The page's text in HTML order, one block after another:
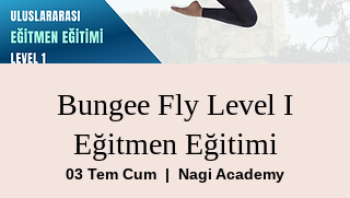
Bungee Fly Level I
Eğitmen Eğitimi
03 Tem Cum
  |
Nagi Academy